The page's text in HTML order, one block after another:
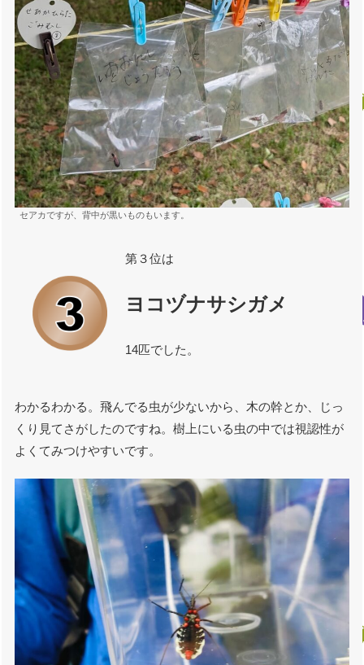
セアカですが、背中が黒いものもいます。
第３位は
ヨコヅナサシガメ
14匹でした。
わかるわかる。飛んでる虫が少ないから、木の幹とか、じっ
くり見てさがしたのですね。樹上にいる虫の中では視認性が
よくてみつけやすいです。